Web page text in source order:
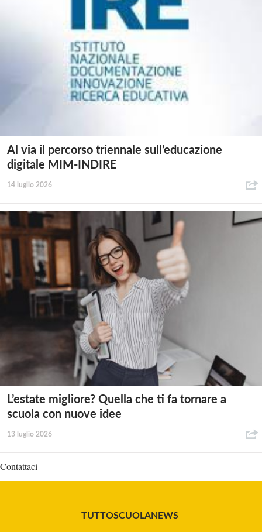
Al via il percorso triennale sull’educazione
digitale MIM-INDIRE
14 luglio 2026
L’estate migliore? Quella che ti fa tornare a
scuola con nuove idee
13 luglio 2026
Contattaci
TUTTOSCUOLANEWS